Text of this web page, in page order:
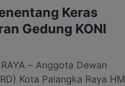
(RTH). “Kita meminta
Keras
Gedung KONI
– Anggota Dewan
Kota Palangka Raya HM